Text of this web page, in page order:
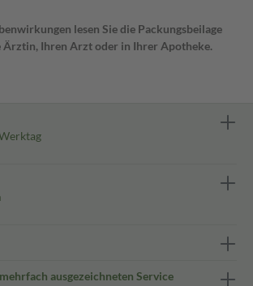
lesen Sie die Packungsbeilage
Ärztin, Ihren Arzt oder in Ihrer Apotheke.
ausgezeichneten Service